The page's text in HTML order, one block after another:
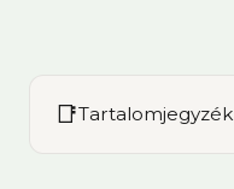
📑Tartalomjegyzék